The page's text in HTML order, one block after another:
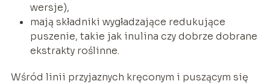
wersje),
mają składniki wygładzające redukujące
puszenie, takie jak inulina czy dobrze dobrane
ekstrakty roślinne.
Wśród linii przyjaznych kręconym i puszącym się